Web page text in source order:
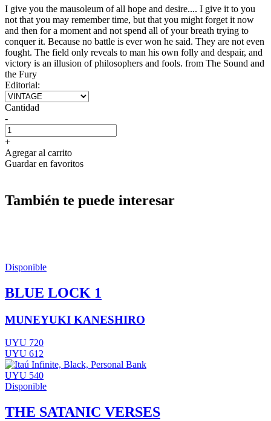
I give you the mausoleum of all hope and desire.... I give it to you
not that you may remember time, but that you might forget it now
and then for a moment and not spend all of your breath trying to
conquer it. Because no battle is ever won he said. They are not even
fought. The field only reveals to man his own folly and despair, and
victory is an illusion of philosophers and fools. from The Sound and
the Fury
Editorial:
Cantidad
-
+
Agregar al carrito
Guardar en favoritos
También te puede interesar
Disponible
BLUE LOCK 1
MUNEYUKI KANESHIRO
UYU 720
UYU 612
UYU 540
Disponible
THE SATANIC VERSES